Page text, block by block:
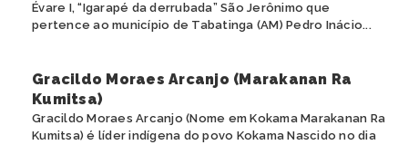
Évare I, “Igarapé da derrubada” São Jerônimo que
pertence ao município de Tabatinga (AM) Pedro Inácio...
Gracildo Moraes Arcanjo (Marakanan Ra
Kumitsa)
Gracildo Moraes Arcanjo (Nome em Kokama Marakanan Ra
Kumitsa) é líder indígena do povo Kokama Nascido no dia